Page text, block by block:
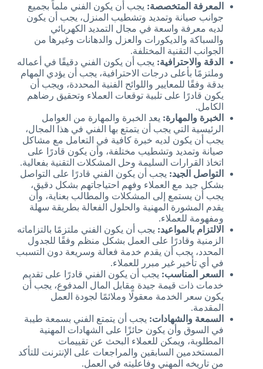
المعرفة المتخصصة: يجب أن يكون الفني ملماً بجميع
جوانب صيانة وتمديد وتشطيب المنزل، يجب أن يكون
لديه معرفة واسعة في مجال التمديد الكهربائي
والسباكة والديكورات والعزل والدهانات وغيرها من
الجوانب التقنية المختلفة.
الدقة والاحترافية: يجب أن يكون الفني دقيقًا في أعماله
وملتزمًا بأعلى درجات الاحترافية، يجب أن يؤدي المهام
بدقة وفقًا للمعايير واللوائح الفنية المحددة، ويجب أن
يكون قادرًا على تلبية توقعات العملاء وتحقيق رضاهم
الكامل.
الخبرة والمهارة: يعد الخبرة والمهارة من العوامل
الرئيسية التي يجب أن يتمتع بها الفني في هذا المجال،
يجب أن يكون لديه خبرة كافية في التعامل مع مشاكل
صيانة وتمديد وتشطيب مختلفة، وأن يكون قادرًا على
اتخاذ القرارات السليمة وحل المشكلات التقنية بفعالية.
التواصل الجيد: يجب أن يكون الفني قادرًا على التواصل
بشكل جيد مع العملاء وفهم احتياجاتهم بشكل دقيق،
يجب أن يستمع إلى المشكلات والمطالب بعناية، وأن
يقدم المشورة المهنية والحلول الفعالة بطريقة سهلة
ومفهومة للعملاء.
الالتزام بالمواعيد: يجب أن يكون الفني ملتزمًا بالتزاماته
الزمنية وقادرًا على العمل بشكل منظم وفقًا للجدول
المحدد، يجب أن يقدم خدمة فعالة وسريعة دون التسبب
في أي تأخير غير مبرر للعملاء.
السعر المناسب: يجب أن يكون الفني قادرًا على تقديم
خدمات ذات قيمة جيدة مقابل المال المدفوع، يجب أن
يكون سعر الخدمة معقولًا وملائمًا لجودة العمل
المقدمة.
السمعة والشهادات: يجب أن يتمتع الفني بسمعة طيبة
في السوق وأن يكون حائزًا على الشهادات المهنية
المطلوبة، ويمكن للعملاء البحث عن تقييمات
المستخدمين السابقين والمراجعات على الإنترنت للتأكد
من تاريخه المهني وفاعليته في العمل.